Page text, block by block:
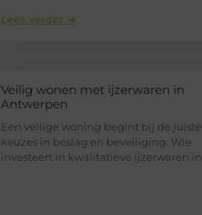
Lees verder ➜
Veilig wonen met ijzerwaren in
Antwerpen
Een veilige woning begint bij de juiste
keuzes in beslag en beveiliging. Wie
investeert in kwalitatieve ijzerwaren in